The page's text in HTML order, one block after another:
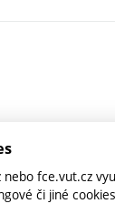
fce.vut.cz
či jiné